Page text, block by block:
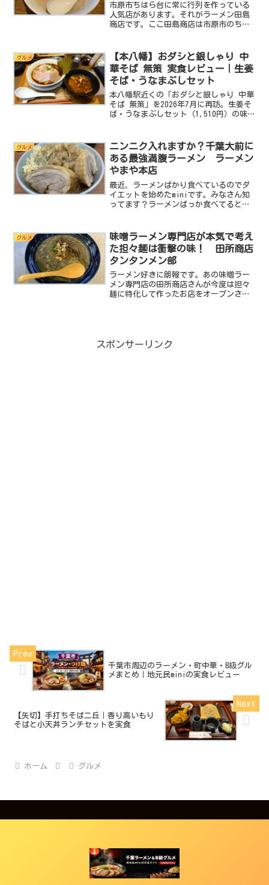
市原市ちはら台に常に行列を作っている
人気店があります。それがラーメン田島
商店です。ここ田島商店は市原市のちは
いるんです。miniも何度か潜入にチャレ
ンジしたんですがいず...
グルメ
【本八幡】おダシと銀しゃり 中
華そば 無策 実食レビュー｜生姜
そば・うなまぶしセット
本八幡駅近くの「おダシと銀しゃり 中華
そば 無策」を2026年7月に再訪。生姜そ
ば・うなまぶしセット（1,510円）の味、
グルメ
ニンニク入れますか？千葉大前に
ある最強満腹ラーメン ラーメン
やまや本店
最近、ラーメンばかり食べているのでダ
イエットを始めたminiです。みなさん知
ってます？ラーメンばっか食べてると太
たらあれよあれよという間に健康診断で
「ヤバいですよ。」っ...
グルメ
味噌ラーメン専門店が本気で考え
た担々麺は衝撃の味！ 田所商店
タンタンメン部
ラーメン好きに朗報です。あの味噌ラー
メン専門店の田所商店さんが今度は担々
麺に特化して作ったお店をオープンさせ
スポンサーリンク
千葉市周辺のラーメン・町中華・B級グル
メまとめ｜地元民miniの実食レビュー
【矢切】手打ちそば二丘｜香り高いもり
そばと小天丼ランチセットを実食
ホーム グルメ